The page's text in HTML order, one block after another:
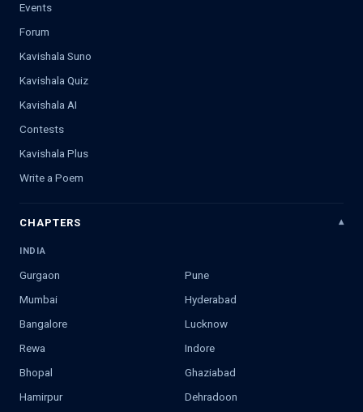
Events
Forum
Kavishala Suno
Kavishala Quiz
Kavishala AI
Contests
Kavishala Plus
Write a Poem
CHAPTERS
INDIA
Gurgaon
Pune
Mumbai
Hyderabad
Bangalore
Lucknow
Rewa
Indore
Bhopal
Ghaziabad
Hamirpur
Dehradoon